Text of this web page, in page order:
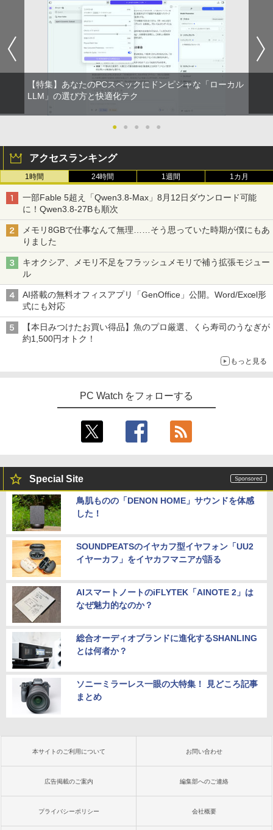
by Amazon 天然水 ラベルレス 500ml ×24本
富士山の天然水 バナジウム含有 水 ミネラル
ウォーター ペットボトル 静岡県産 500ミリリ
ットル (Smart Basic)
￥1,380
by Amazon 炭酸水 ラベルレス 500ml ×24本
art Basic)
￥1,625
by Amazon 天然水ラベルレス 2L×9本
￥1,117
ベルレス 650mlPET×24本
異世界居酒屋「のぶ」(22) (角川コミックス・
エース)
￥832
ONE PIECE モノクロ版 115 (ジャンプコミッ
クスDIGITAL)
￥594
HUNTER×HUNTER モノクロ版 39 (ジャンプ
コミックスDIGITAL)
￥572
スーパーの裏でヤニ吸うふたり 9巻 (デジタル
￥810
iiyama / ノートPC ゲーミングPC / Note
book Clevo W350SS_370SS / 第4世代C
ore i7 / グラフィックボード NVIDIA Cor
poration GM107M [GeForce GTX 860
M] 2GB / 光学ドライブ CDDVDW SN-20
8FB / メモリ 8GB【中古品】
￥11,000
Panasonic CF-SV8RDAVS Core i5 836
W/WUXGA(1920x1200)/Win11 パーム変
色あり【中古】【20260729】
￥13,300
3
中古ノートパソコン 中古PC Windows11
Microsoft Office2024 SSD搭載 初期設
Core i3/i5 大容量 メモリー テンキ カメ
ラ ドライブ 選択可 Bluetooth 型落ちモ
￥13,800
nic Let's note CF-XZ6 12.0型軽量 超高
Type-C HDMI Office Windows10 送料
無料 中古パソコン
￥19,800
＼8月限定エントリーでP10倍／【中古】
ノートパソコン windows11 office付き
Lenovo レノボ ThinkPad L390 20NSS2
5A00 Core i5 8世代 メモリー8GB 高速S
￥22,770
ポイント10倍 中古パソコン デスクトッ
プパソコン Windows 11【Office付】
【Windows 11 Pro 64Bit搭載】DELL O
ptiplexシリーズ Core i5搭載/4G/新品SS
D 120GB/DVD-ROM/送料無料【オプショ
ン色々有】
￥24,800
【エントリーでポイント100％還元のチ
ore i3 10110U 16GB DDR4 64GBまで増
設 512GB SSD M.2 2242 最大8TB Wind
ows11 Pro mini pc 4.1GHz WIFI6 BT5.
2 小型PC VESA対応 ミニパソコン 2画面
ップPC
￥66,248
[VETESA正規販売店]デスクトップパソ
ore i7 第4世代 Office付き メモリ16GB
SSD512GB 初期設定済 ホワイト ブラッ
￥69,800
￥124,800
￥148,700
＼500円OFFクーポンあり！／ モバイル
モニター 15.6インチ 1080PフルHD ディ
スプレイ VESA対応 コスパ デュアルモニ
ター サブモニター ゲーミングモニター
ポータブルモニター 外付けモニター リモ
ートワーク IPS mini pc ミニPC 多デバ
イス対応 ブラック
￥9,480
像度 100Hzリフレッシュレート PCモニ
ター 薄型 サブモニター 在宅勤務 VESA
対応 HDMI VGA パソコンモニター チル
トpc/switch/ps4/ps5/xbox
￥11,980
ター 14インチ フルHD IPSパネル 非光沢
タッチ式/非タッチ式選択可能 Type-C対
サブディスプレイ デュアルモニター テレ
ワーク ミニPC対応 EVICIV
￥11,999
Acer 27インチ フルHD 144Hz 1ms(VR
ト低減 HDMI 1.4 DisplayPort v1.2 スピ
ーカー・ヘッドホン端子 Acer Display
応 Nitro ゲーミングモニター QG271P6b
5
5年間フル保証ディスプレイ 243B9/11 [2
￥16,980
はなコミ！ ～となりにアイドル～ [ 大
場 花菜 ]
￥1,760
捕食 欲望をカネに変えるトクリュウ型
]
3
異世界魔王と召喚少女の奴隷魔術（30）
【電子書籍】[ 福田直叶 ]
￥792
4
追放された転生王子、『自動製作』スキ
てしまう〜最強クラフトスキルで始め
る、楽々領地開拓スローライフ〜（8）
￥792
￥792
【特集】あなたのPCスペックにドンピシャな「ローカル
LLM」の選び方と快適化テク
● ● ● ● ●
アクセスランキング
1時間 24時間 1週間 1カ月
一部Fable 5超え「Qwen3.8-Max」8月12日ダウンロード可能
に！Qwen3.8-27Bも順次
メモリ8GBで仕事なんて無理……そう思っていた時期が僕にもあ
りました
キオクシア、メモリ不足をフラッシュメモリで補う拡張モジュー
ル
AI搭載の無料オフィスアプリ「GenOffice」公開。Word/Excel形
式にも対応
【本日みつけたお買い得品】魚のプロ厳選、くら寿司のうなぎが
約1,500円オトク！
もっと見る
PC Watch をフォローする
Special Site
鳥肌ものの「DENON HOME」サウンドを体感
した！
SOUNDPEATSのイヤカフ型イヤフォン「UU2
イヤーカフ」をイヤカフマニアが語る
AIスマートノートのiFLYTEK「AINOTE 2」は
なぜ魅力的なのか？
総合オーディオブランドに進化するSHANLING
とは何者か？
ソニーミラーレス一眼の大特集！ 見どころ記事
まとめ
本サイトのご利用について お問い合わせ
広告掲載のご案内 編集部へのご連絡
プライバシーポリシー 会社概要